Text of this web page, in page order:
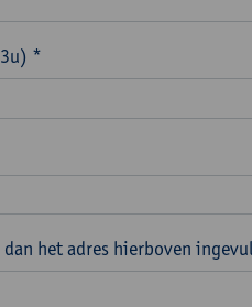
*
het adres hierboven